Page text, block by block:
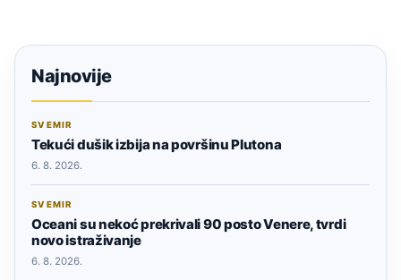
Najnovije
SVEMIR
Tekući dušik izbija na površinu Plutona
6. 8. 2026.
SVEMIR
Oceani su nekoć prekrivali 90 posto Venere, tvrdi
novo istraživanje
6. 8. 2026.